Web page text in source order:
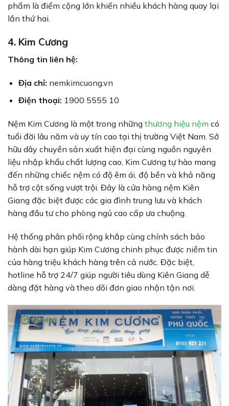
phẩm là điểm cộng lớn khiến nhiều khách hàng quay lại
lần thứ hai.
4. Kim Cương
Thông tin liên hệ:
Địa chỉ: nemkimcuong.vn
Điện thoại: 1900 5555 10
Nệm Kim Cương là một trong những thương hiệu nệm có
tuổi đời lâu năm và uy tín cao tại thị trường Việt Nam. Sở
hữu dây chuyền sản xuất hiện đại cùng nguồn nguyên
liệu nhập khẩu chất lượng cao, Kim Cương tự hào mang
đến những chiếc nệm có độ êm ái, độ bền và khả năng
hỗ trợ cột sống vượt trội. Đây là cửa hàng nệm Kiên
Giang đặc biệt được các gia đình trung lưu và khách
hàng đầu tư cho phòng ngủ cao cấp ưa chuộng.
Hệ thống phân phối rộng khắp cùng chính sách bảo
hành dài hạn giúp Kim Cương chinh phục được niềm tin
của hàng triệu khách hàng trên cả nước. Đặc biệt,
hotline hỗ trợ 24/7 giúp người tiêu dùng Kiên Giang dễ
dàng đặt hàng và theo dõi đơn giao nhận tận nơi.